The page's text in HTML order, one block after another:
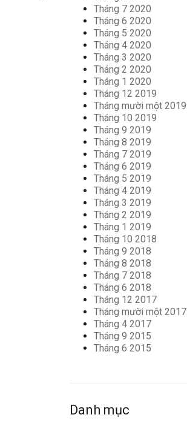
Tháng 7 2020
Tháng 6 2020
Tháng 5 2020
Tháng 4 2020
Tháng 3 2020
Tháng 2 2020
Tháng 1 2020
Tháng 12 2019
Tháng mười một 2019
Tháng 10 2019
Tháng 9 2019
Tháng 8 2019
Tháng 7 2019
Tháng 6 2019
Tháng 5 2019
Tháng 4 2019
Tháng 3 2019
Tháng 2 2019
Tháng 1 2019
Tháng 10 2018
Tháng 9 2018
Tháng 8 2018
Tháng 7 2018
Tháng 6 2018
Tháng 12 2017
Tháng mười một 2017
Tháng 4 2017
Tháng 9 2015
Tháng 6 2015
Danh mục